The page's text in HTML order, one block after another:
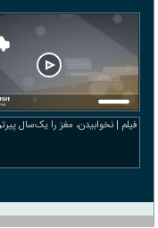
فیلم | نخوابیدن، مغز را یک‌سال